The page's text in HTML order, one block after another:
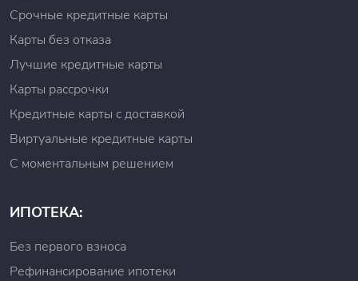
Срочные кредитные карты
Карты без отказа
Лучшие кредитные карты
Карты рассрочки
Кредитные карты с доставкой
Виртуальные кредитные карты
С моментальным решением
ИПОТЕКА:
Без первого взноса
Рефинансирование ипотеки